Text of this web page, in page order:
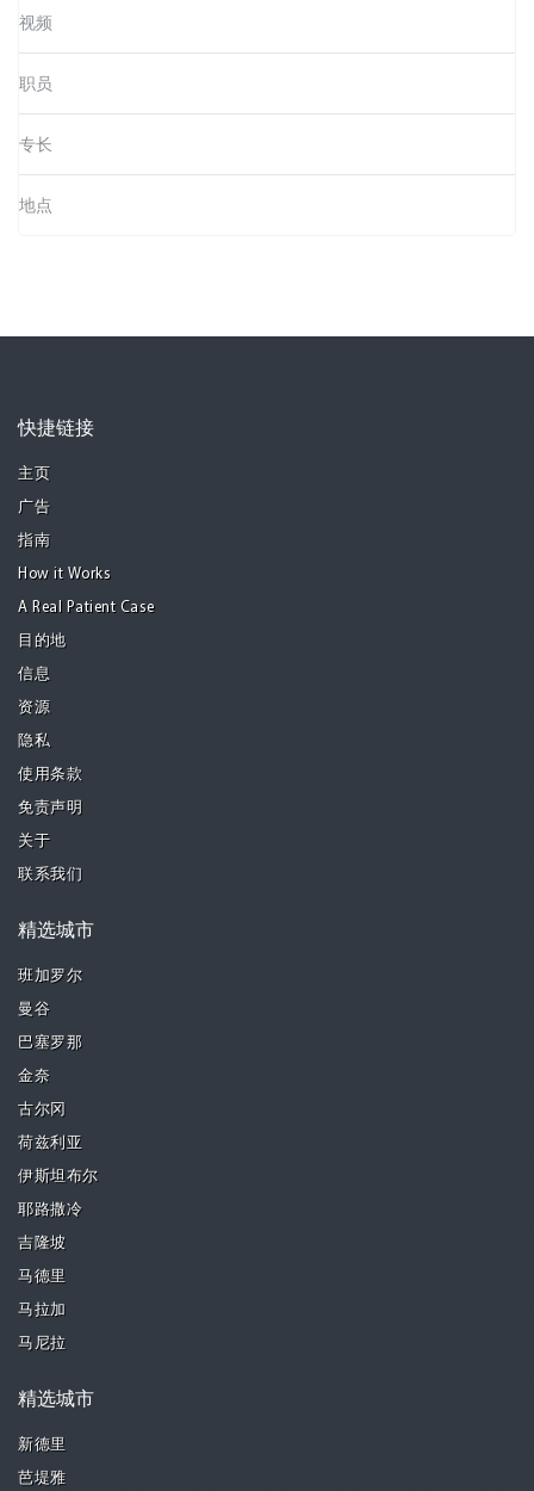
视频
职员
专长
地点
快捷链接
主页
广告
指南
How it Works
A Real Patient Case
目的地
信息
资源
隐私
使用条款
免责声明
关于
联系我们
精选城市
班加罗尔
曼谷
巴塞罗那
金奈
古尔冈
荷兹利亚
伊斯坦布尔
耶路撒冷
吉隆坡
马德里
马拉加
马尼拉
精选城市
新德里
芭堤雅